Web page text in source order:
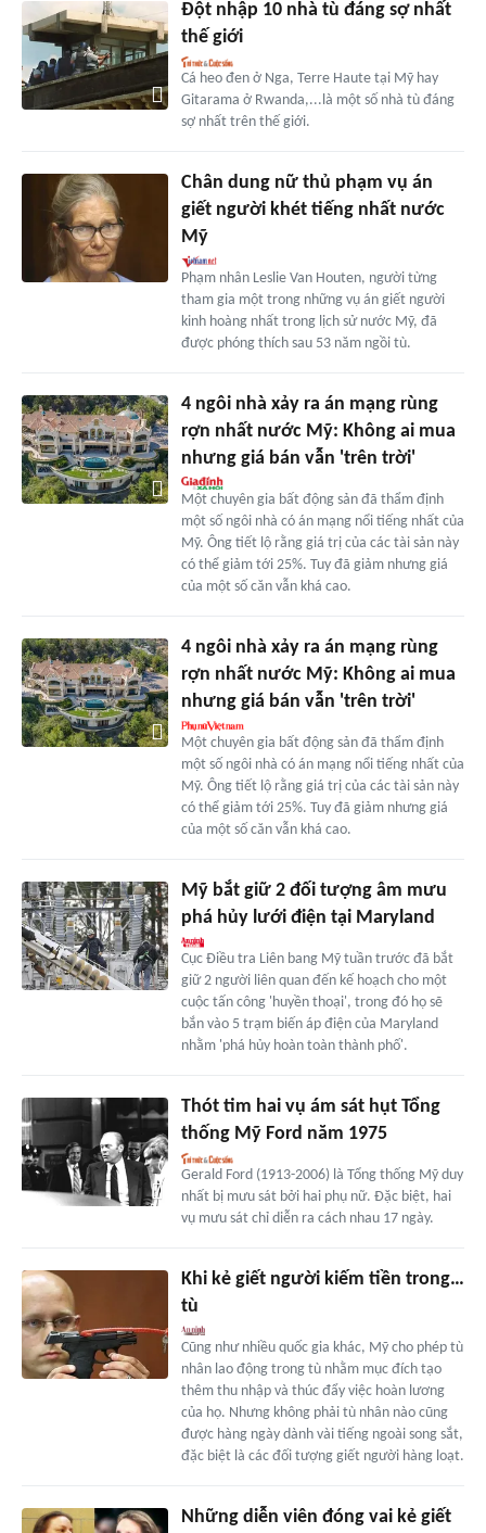
Đột nhập 10 nhà tù đáng sợ nhất
thế giới
Cá heo đen ở Nga, Terre Haute tại Mỹ hay
Gitarama ở Rwanda,...là một số nhà tù đáng
sợ nhất trên thế giới.
Chân dung nữ thủ phạm vụ án
giết người khét tiếng nhất nước
Mỹ
Phạm nhân Leslie Van Houten, người từng
tham gia một trong những vụ án giết người
kinh hoàng nhất trong lịch sử nước Mỹ, đã
được phóng thích sau 53 năm ngồi tù.
4 ngôi nhà xảy ra án mạng rùng
rợn nhất nước Mỹ: Không ai mua
nhưng giá bán vẫn 'trên trời'
Một chuyên gia bất động sản đã thẩm định
một số ngôi nhà có án mạng nổi tiếng nhất của
Mỹ. Ông tiết lộ rằng giá trị của các tài sản này
có thể giảm tới 25%. Tuy đã giảm nhưng giá
của một số căn vẫn khá cao.
4 ngôi nhà xảy ra án mạng rùng
rợn nhất nước Mỹ: Không ai mua
nhưng giá bán vẫn 'trên trời'
Một chuyên gia bất động sản đã thẩm định
một số ngôi nhà có án mạng nổi tiếng nhất của
Mỹ. Ông tiết lộ rằng giá trị của các tài sản này
có thể giảm tới 25%. Tuy đã giảm nhưng giá
của một số căn vẫn khá cao.
Mỹ bắt giữ 2 đối tượng âm mưu
phá hủy lưới điện tại Maryland
Cục Điều tra Liên bang Mỹ tuần trước đã bắt
giữ 2 người liên quan đến kế hoạch cho một
cuộc tấn công 'huyền thoại', trong đó họ sẽ
bắn vào 5 trạm biến áp điện của Maryland
nhằm 'phá hủy hoàn toàn thành phố'.
Thót tim hai vụ ám sát hụt Tổng
thống Mỹ Ford năm 1975
Gerald Ford (1913-2006) là Tổng thống Mỹ duy
nhất bị mưu sát bởi hai phụ nữ. Đặc biệt, hai
vụ mưu sát chỉ diễn ra cách nhau 17 ngày.
Khi kẻ giết người kiếm tiền trong…
tù
Cũng như nhiều quốc gia khác, Mỹ cho phép tù
nhân lao động trong tù nhằm mục đích tạo
thêm thu nhập và thúc đẩy việc hoàn lương
của họ. Nhưng không phải tù nhân nào cũng
được hàng ngày dành vài tiếng ngoài song sắt,
đặc biệt là các đối tượng giết người hàng loạt.
Những diễn viên đóng vai kẻ giết